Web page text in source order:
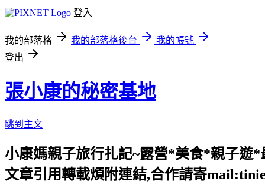
登入
我的部落格 我的部落格後台
我的帳號
登出
張小康的秘密基地
跳到主文
小康媽親子旅行扎記~露營*美食*親子遊*
文章引用轉載煩附連結,合作請寄